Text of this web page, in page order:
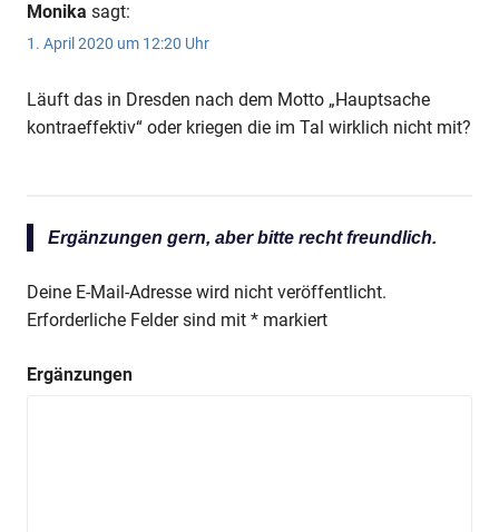
Monika sagt:
1. April 2020 um 12:20 Uhr
Läuft das in Dresden nach dem Motto „Hauptsache
kontraeffektiv“ oder kriegen die im Tal wirklich nicht mit?
Ergänzungen gern, aber bitte recht freundlich.
Deine E-Mail-Adresse wird nicht veröffentlicht.
Erforderliche Felder sind mit * markiert
Ergänzungen